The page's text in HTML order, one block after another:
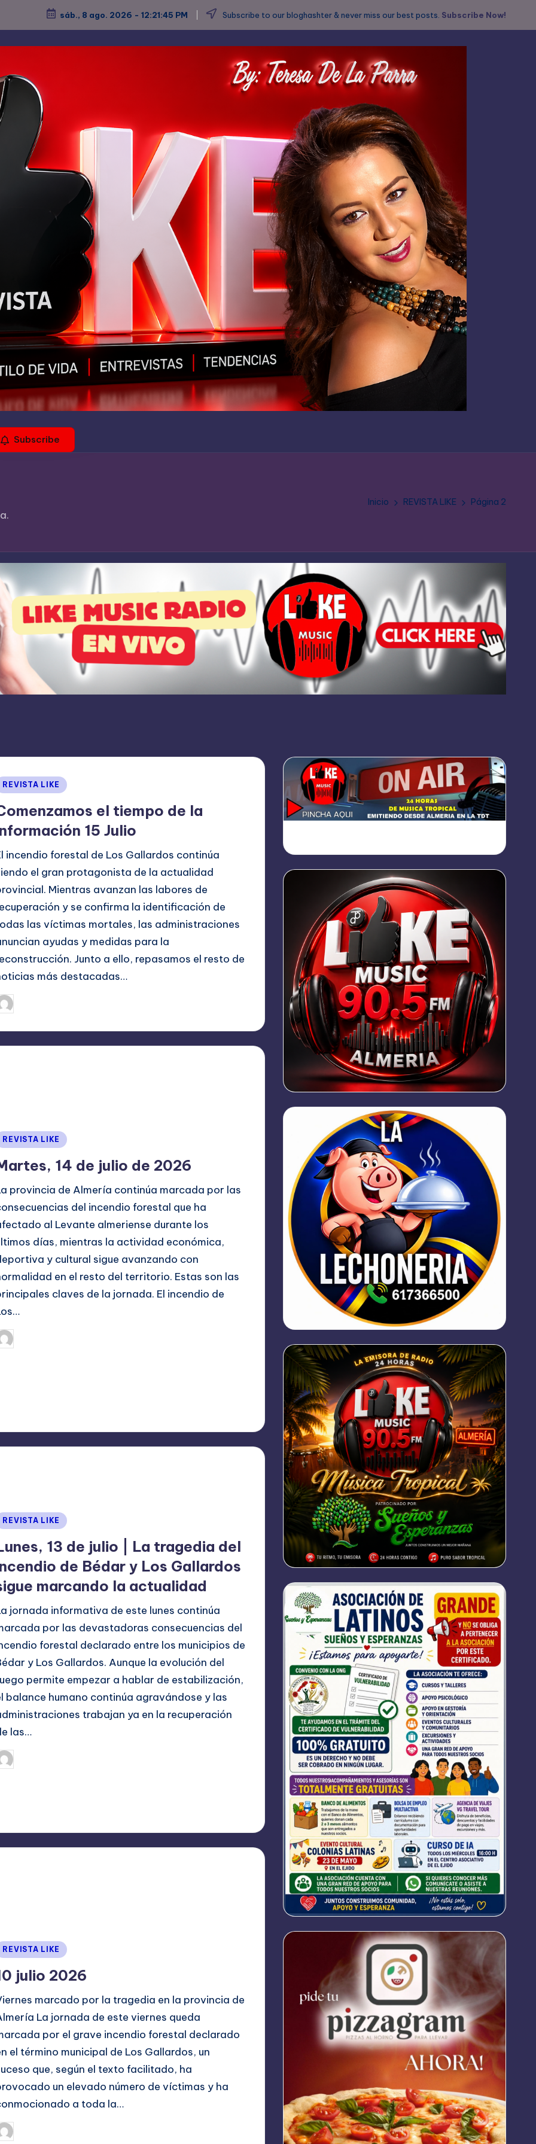
sáb., 8 ago. 2026 - 12:21:48 PM Subscribe to our bloghashter & never miss our best posts. Subscribe Now!
Subscribe
Inicio REVISTA LIKE Página 2
REVISTA LIKE
el tiempo de la
15 Julio
incendio forestal de Los Gallardos continúa
el gran protagonista de la actualidad
Mientras avanzan las labores de
y se confirma la identificación de
las víctimas mortales, las administraciones
ayudas y medidas para la
Junto a ello, repasamos el resto de
más destacadas…
REVISTA LIKE
14 de julio de 2026
provincia de Almería continúa marcada por las
del incendio forestal que ha
al Levante almeriense durante los
días, mientras la actividad económica,
y cultural sigue avanzando con
en el resto del territorio. Estas son las
claves de la jornada. El incendio de
REVISTA LIKE
13 de julio | La tragedia del
de Bédar y Los Gallardos
marcando la actualidad
jornada informativa de este lunes continúa
por las devastadoras consecuencias del
forestal declarado entre los municipios de
y Los Gallardos. Aunque la evolución del
permite empezar a hablar de estabilización,
balance humano continúa agravándose y las
trabajan ya en la recuperación
las…
REVISTA LIKE
julio 2026
marcado por la tragedia en la provincia de
La jornada de este viernes queda
por el grave incendio forestal declarado
el término municipal de Los Gallardos, un
que, según el texto facilitado, ha
un elevado número de víctimas y ha
a toda la…
sid=1